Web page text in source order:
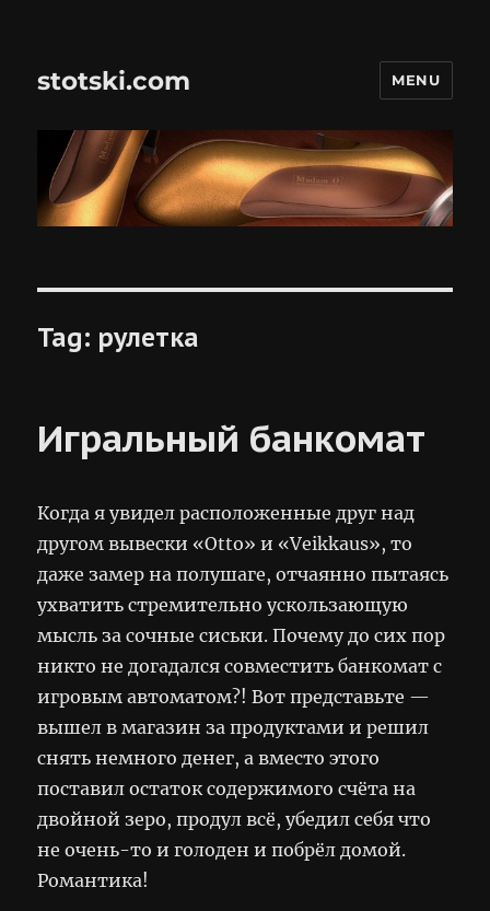
stotski.com MENU
Tag: рулетка
Игральный банкомат
Когда я увидел расположенные друг над
другом вывески «Otto» и «Veikkaus», то
даже замер на полушаге, отчаянно пытаясь
ухватить стремительно ускользающую
мысль за сочные сиськи. Почему до сих пор
никто не догадался совместить банкомат с
игровым автоматом?! Вот представьте —
вышел в магазин за продуктами и решил
снять немного денег, а вместо этого
поставил остаток содержимого счёта на
двойной зеро, продул всё, убедил себя что
не очень-то и голоден и побрёл домой.
Романтика!